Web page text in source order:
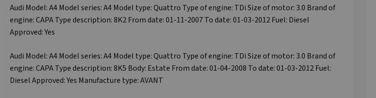
Audi Model: A4 Model series: A4 Model type: Quattro Type of engine: TDi Size of motor: 3.0 Brand of
engine: CAPA Type description: 8K2 From date: 01-11-2007 To date: 01-03-2012 Fuel: Diesel
Approved: Yes
Audi Model: A4 Model series: A4 Model type: Quattro Type of engine: TDi Size of motor: 3.0 Brand of
engine: CAPA Type description: 8K5 Body: Estate From date: 01-04-2008 To date: 01-03-2012 Fuel:
Diesel Approved: Yes Manufacture type: AVANT